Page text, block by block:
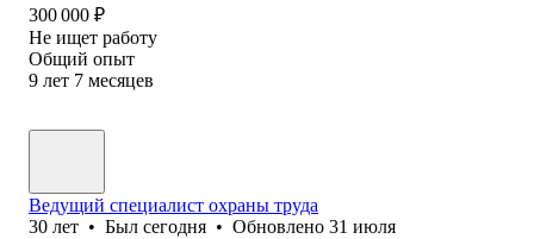
300 000 ₽
Не ищет работу
Общий опыт
9 лет 7 месяцев
Ведущий специалист охраны труда
30 лет • Был сегодня • Обновлено 31 июля